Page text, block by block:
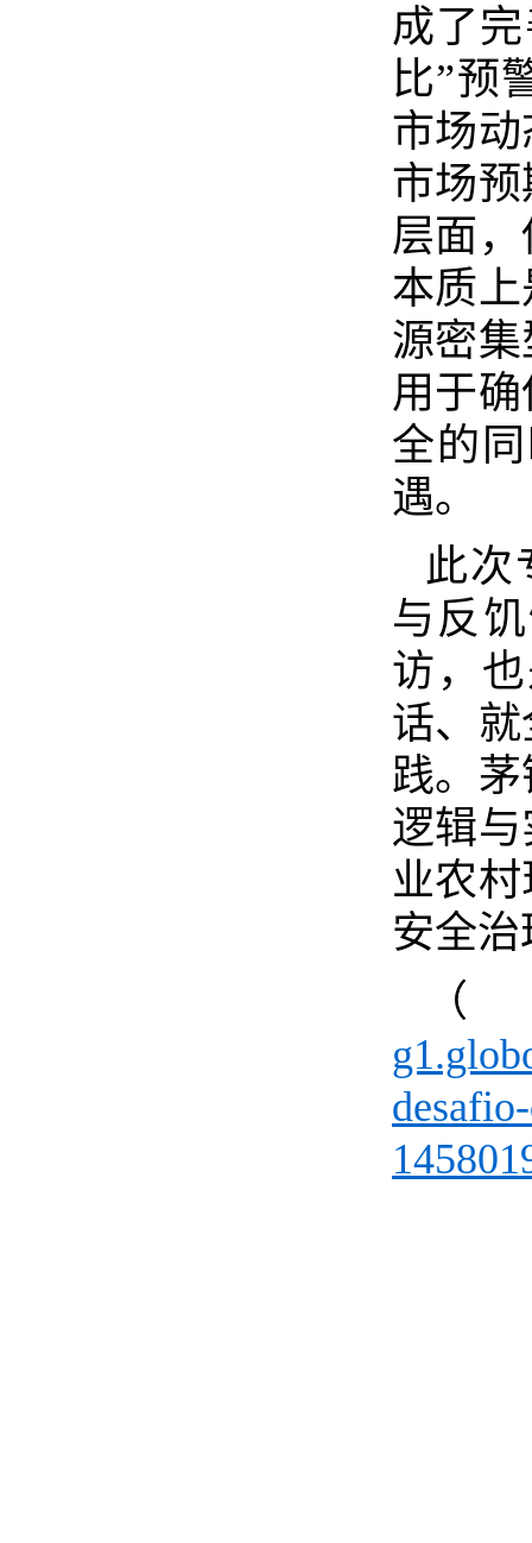
成了
比”预
市场
市场
层面
本质
源密
用于
全的
遇。
此次
与反
访，
话、
践。
逻辑
业农
安全